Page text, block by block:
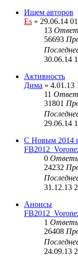
Ищем авторов
Es » 29.06.14
13
56693
30.06.14
Активность
Дима » 4.01.13
11
31801
29.06.14
С Новым 2014
0
24232
31.12.13
Анонсы
1
26408
24.09.13